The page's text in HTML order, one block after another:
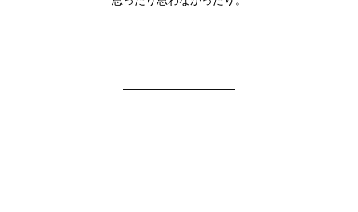
——————————